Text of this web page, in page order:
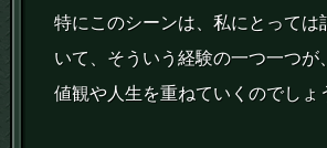
特にこのシーンは、私にとっては
いて、そういう経験の一つ一つが
値観や人生を重ねていくのでしょ